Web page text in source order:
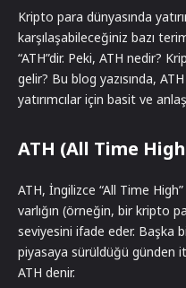
Kripto para dünyasında
karşılaşabileceğiniz bazı
“ATH”dir. Peki, ATH nedir?
gelir? Bu blog yazısında,
yatırımcılar için basit ve
ATH (All Time
ATH, İngilizce “All Time
varlığın (örneğin, bir kripto
seviyesini ifade eder. Başka
piyasaya sürüldüğü günden
ATH denir.